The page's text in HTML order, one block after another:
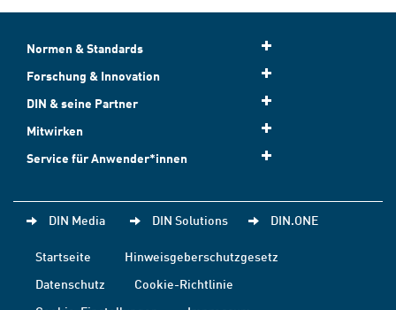
Normen & Standards
Forschung & Innovation
DIN & seine Partner
Mitwirken
Service für Anwender*innen
DIN Media DIN Solutions DIN.ONE
Startseite
Hinweisgeberschutzgesetz
Datenschutz
Cookie-Richtlinie